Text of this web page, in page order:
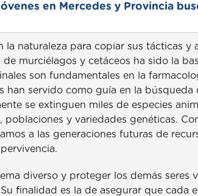
en Mercedes y Provincia
la naturaleza para copiar sus tácticas y
murciélagos y cetáceos ha sido la
son fundamentales en la
han servido como guía en la búsqueda
se extinguen miles de especies
y variedades genéticas.
a las generaciones futuras de
diverso y proteger los demás seres
finalidad es la de asegurar que cada